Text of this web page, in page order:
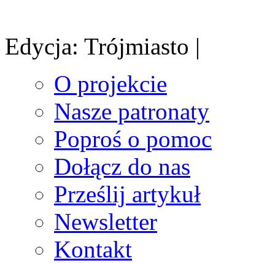
Edycja: Trójmiasto |
O projekcie
Nasze patronaty
Poproś o pomoc
Dołącz do nas
Prześlij artykuł
Newsletter
Kontakt